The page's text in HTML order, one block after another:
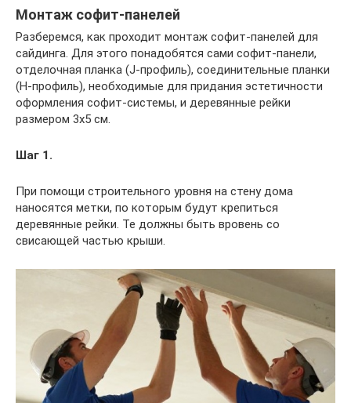
Монтаж софит-панелей
Разберемся, как проходит монтаж софит-панелей для
сайдинга. Для этого понадобятся сами софит-панели,
отделочная планка (J-профиль), соединительные планки
(H-профиль), необходимые для придания эстетичности
оформления софит-системы, и деревянные рейки
размером 3х5 см.
Шаг 1.
При помощи строительного уровня на стену дома
наносятся метки, по которым будут крепиться
деревянные рейки. Те должны быть вровень со
свисающей частью крыши.